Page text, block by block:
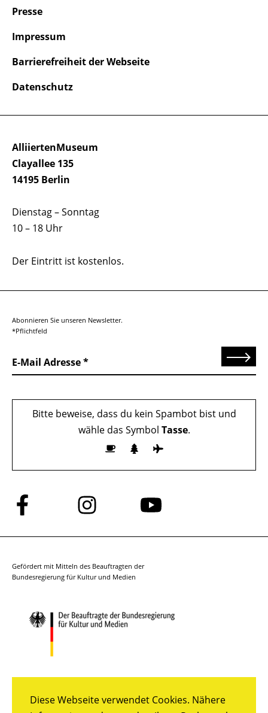
Diese Webseite verwendet Cookies. Nähere
AlliiertenMuseum
Clayallee 135
14195 Berlin
Dienstag – Sonntag
10 – 18 Uhr
Der Eintritt ist kostenlos.
Presse
Impressum
Barrierefreiheit der Webseite
Datenschutz
Abonnieren Sie unseren Newsletter.
*Pflichtfeld
E-Mail Adresse Senden
Bitte beweise, dass du kein Spambot bist und
wähle das Symbol Tasse.
Folge
uns
auf
Folge
uns
auf
Folge
auf
Gefördert mit Mitteln des Beauftragten der
Bundesregierung für Kultur und Medien